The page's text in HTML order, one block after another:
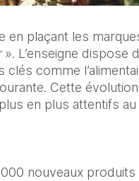
en plaçant les
L’enseigne dispose
comme
Cette
en plus attentifs au
nouveaux